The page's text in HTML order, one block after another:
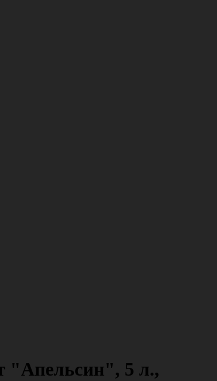
"Апельсин", 5 л.,